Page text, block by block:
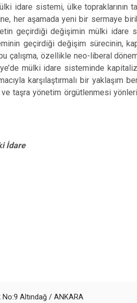
sistemi, ülke topraklarının
her aşamada yeni bir sermaye
geçirdiği değişimin mülki
geçirdiği değişim sürecinin,
bu çalışma, özellikle neo-liberal
mülki idare sisteminde
karşılaştırmalı bir yaklaşım
taşra yönetim örgütlenmesi
İdare
Altındağ / ANKARA